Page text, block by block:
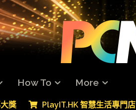
How To More
獎 PlayIT.HK 智慧生活專門店